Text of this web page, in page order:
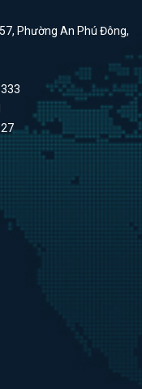
Phường An Phú Đông,